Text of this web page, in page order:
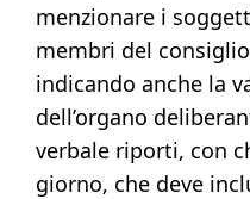
menzionare i
membri del
indicando anche la
dell’organo
verbale riporti, con
giorno, che deve